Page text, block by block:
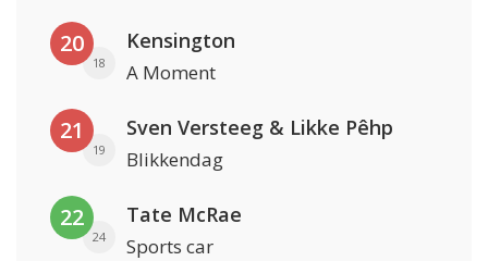
20
18
Kensington
A Moment
21
19
Sven Versteeg & Likke Pêhp
Blikkendag
22
24
Tate McRae
Sports car